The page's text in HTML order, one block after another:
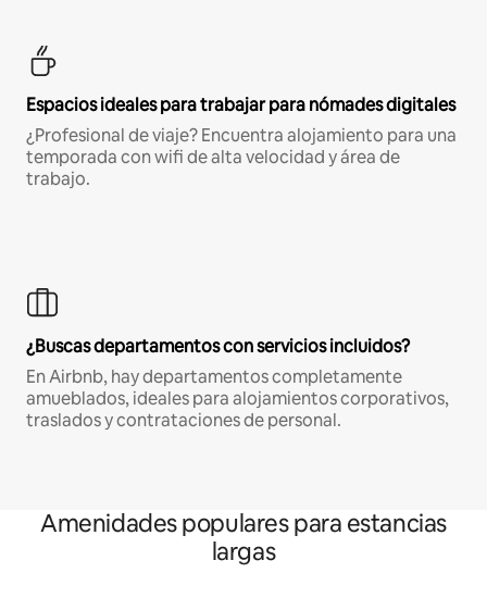
Espacios ideales para trabajar para nómades digitales
¿Profesional de viaje? Encuentra alojamiento para una
temporada con wifi de alta velocidad y área de
trabajo.
¿Buscas departamentos con servicios incluidos?
En Airbnb, hay departamentos completamente
amueblados, ideales para alojamientos corporativos,
traslados y contrataciones de personal.
Amenidades populares para estancias
largas